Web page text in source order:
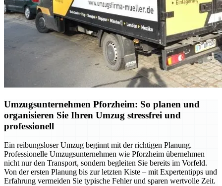
Umzugsunternehmen Pforzheim: So planen und
organisieren Sie Ihren Umzug stressfrei und
professionell
Ein reibungsloser Umzug beginnt mit der richtigen Planung.
Professionelle Umzugsunternehmen wie Pforzheim übernehmen
nicht nur den Transport, sondern begleiten Sie bereits im Vorfeld.
Von der ersten Planung bis zur letzten Kiste – mit Expertentipps und
Erfahrung vermeiden Sie typische Fehler und sparen wertvolle Zeit.